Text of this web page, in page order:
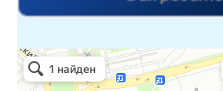
Детская библиотека № 14 Дружбы народов
Библиотека в Севастополе